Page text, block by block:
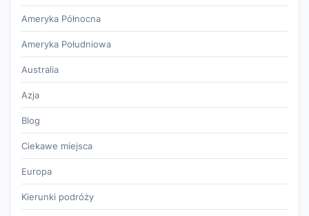
Ameryka Północna
Ameryka Południowa
Australia
Azja
Blog
Ciekawe miejsca
Europa
Kierunki podróży